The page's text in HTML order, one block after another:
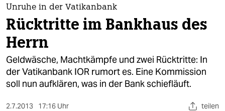
themen
politik
öko
gesellschaft
Unruhe in der Vatikanbank
Rücktritte im Bankhaus des
Herrn
Geldwäsche, Machtkämpfe und zwei Rücktritte: In
der Vatikanbank IOR rumort es. Eine Kommission
soll nun aufklären, was in der Bank schiefläuft.
2.7.2013 17:16 Uhr teilen